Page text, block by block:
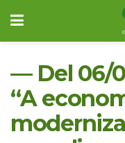
— Del 06/
“A